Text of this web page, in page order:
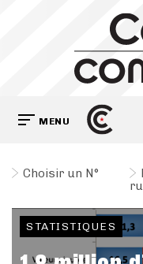
MENU
Choisir un N°
STATISTIQUES